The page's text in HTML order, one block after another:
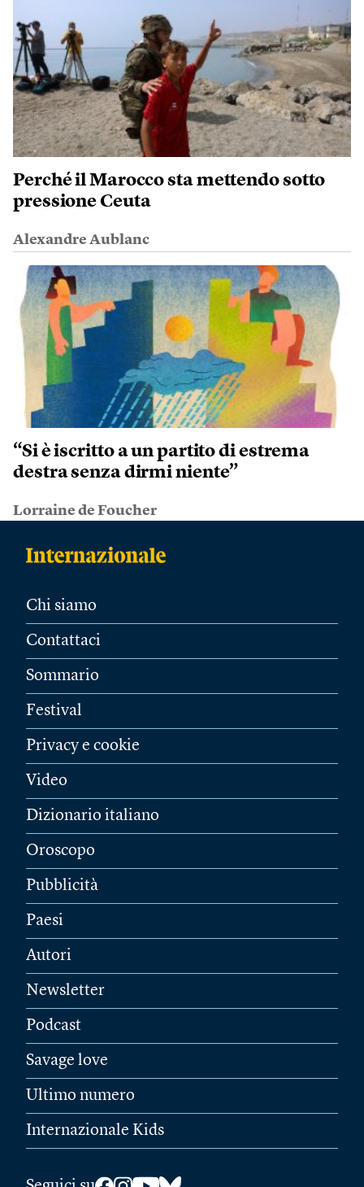
Perché il Marocco sta mettendo sotto
pressione Ceuta
Alexandre Aublanc
“Si è iscritto a un partito di estrema
destra senza dirmi niente”
Lorraine de Foucher
Chi siamo
Contattaci
Sommario
Festival
Privacy e cookie
Video
Dizionario italiano
Oroscopo
Pubblicità
Paesi
Autori
Newsletter
Podcast
Savage love
Ultimo numero
Internazionale Kids